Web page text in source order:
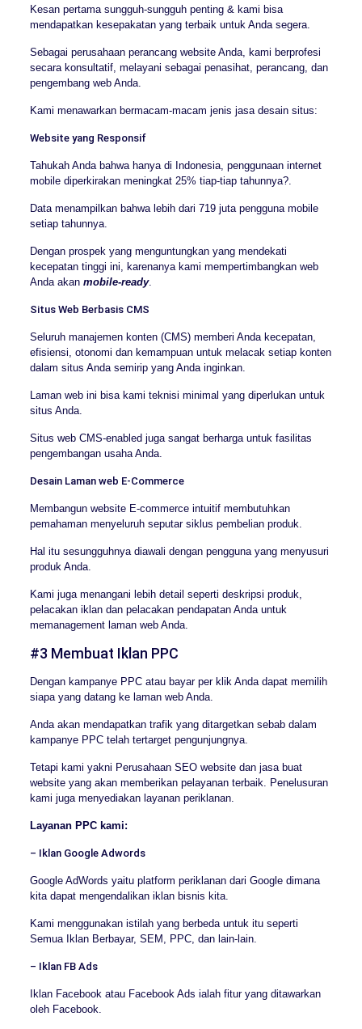
Kesan pertama sungguh-sungguh penting & kami bisa
mendapatkan kesepakatan yang terbaik untuk Anda segera.
Sebagai perusahaan perancang website Anda, kami berprofesi
secara konsultatif, melayani sebagai penasihat, perancang, dan
pengembang web Anda.
Kami menawarkan bermacam-macam jenis jasa desain situs:
Website yang Responsif
Tahukah Anda bahwa hanya di Indonesia, penggunaan internet
mobile diperkirakan meningkat 25% tiap-tiap tahunnya?.
Data menampilkan bahwa lebih dari 719 juta pengguna mobile
setiap tahunnya.
Dengan prospek yang menguntungkan yang mendekati
kecepatan tinggi ini, karenanya kami mempertimbangkan web
Anda akan mobile-ready.
Situs Web Berbasis CMS
Seluruh manajemen konten (CMS) memberi Anda kecepatan,
efisiensi, otonomi dan kemampuan untuk melacak setiap konten
dalam situs Anda semirip yang Anda inginkan.
Laman web ini bisa kami teknisi minimal yang diperlukan untuk
situs Anda.
Situs web CMS-enabled juga sangat berharga untuk fasilitas
pengembangan usaha Anda.
Desain Laman web E-Commerce
Membangun website E-commerce intuitif membutuhkan
pemahaman menyeluruh seputar siklus pembelian produk.
Hal itu sesungguhnya diawali dengan pengguna yang menyusuri
produk Anda.
Kami juga menangani lebih detail seperti deskripsi produk,
pelacakan iklan dan pelacakan pendapatan Anda untuk
memanagement laman web Anda.
#3 Membuat Iklan PPC
Dengan kampanye PPC atau bayar per klik Anda dapat memilih
siapa yang datang ke laman web Anda.
Anda akan mendapatkan trafik yang ditargetkan sebab dalam
kampanye PPC telah tertarget pengunjungnya.
Tetapi kami yakni Perusahaan SEO website dan jasa buat
website yang akan memberikan pelayanan terbaik. Penelusuran
kami juga menyediakan layanan periklanan.
Layanan PPC kami:
– Iklan Google Adwords
Google AdWords yaitu platform periklanan dari Google dimana
kita dapat mengendalikan iklan bisnis kita.
Kami menggunakan istilah yang berbeda untuk itu seperti
Semua Iklan Berbayar, SEM, PPC, dan lain-lain.
– Iklan FB Ads
Iklan Facebook atau Facebook Ads ialah fitur yang ditawarkan
oleh Facebook.